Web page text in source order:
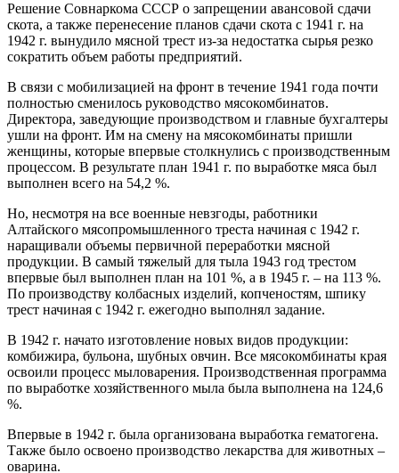
Решение Совнаркома СССР о запрещении авансовой сдачи
скота, а также перенесение планов сдачи скота с 1941 г. на
1942 г. вынудило мясной трест из-за недостатка сырья резко
сократить объем работы предприятий.
В связи с мобилизацией на фронт в течение 1941 года почти
полностью сменилось руководство мясокомбинатов.
Директора, заведующие производством и главные бухгалтеры
ушли на фронт. Им на смену на мясокомбинаты пришли
женщины, которые впервые столкнулись с производственным
процессом. В результате план 1941 г. по выработке мяса был
выполнен всего на 54,2 %.
Но, несмотря на все военные невзгоды, работники
Алтайского мясопромышленного треста начиная с 1942 г.
наращивали объемы первичной переработки мясной
продукции. В самый тяжелый для тыла 1943 год трестом
впервые был выполнен план на 101 %, а в 1945 г. – на 113 %.
По производству колбасных изделий, копченостям, шпику
трест начиная с 1942 г. ежегодно выполнял задание.
В 1942 г. начато изготовление новых видов продукции:
комбижира, бульона, шубных овчин. Все мясокомбинаты края
освоили процесс мыловарения. Производственная программа
по выработке хозяйственного мыла была выполнена на 124,6
%.
Впервые в 1942 г. была организована выработка гематогена.
Также было освоено производство лекарства для животных –
оварина.